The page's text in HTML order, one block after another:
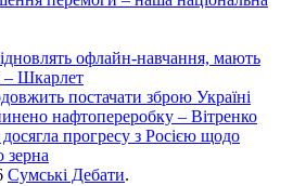
офлайн-навчання, мають
– Шкарлет
постачати зброю Україні
нафтопереробку – Вітренко
прогресу з Росією щодо
зерна
Сумські Дебати.